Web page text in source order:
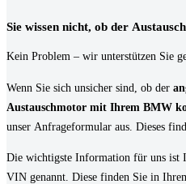
Sie wissen nicht, ob der
Kein Problem – wir unterstützen Sie
Wenn Sie sich unsicher sind, ob der
Austauschmotor mit Ihrem BMW
unser Anfrageformular aus. Dieses
Die wichtigste Information für uns ist
VIN genannt. Diese finden Sie in